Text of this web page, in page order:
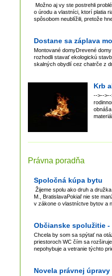
Možno aj vy ste postrehli
o úrodu a vlastníci, ktorí platia
spôsobom neublížili, pretože
Dostane sa záplava
Montované domyDrevené
rozhodli stavať ekologickú
skalných obydlí cez chatrče z
Krb
-->--
Právna poradňa
Spoločná kúpa bytu
Žijeme spolu ako druh a
M., BratislavaPokiaľ nie ste
v zákone o vlastníctve bytov a
Občianske spolužitie
Chcela by som sa spýtať na
priestoroch WC čím sa
nepohybuje a vetranie týchto
Novela právnej